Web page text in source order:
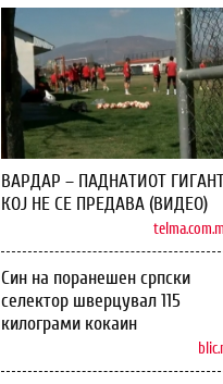
ВАРДАР – ПАДНАТИОТ
КОЈ НЕ СЕ ПРЕДАВА (ВИДЕО)
Син на поранешен српски
селектор шверцувал 115
килограми кокаин